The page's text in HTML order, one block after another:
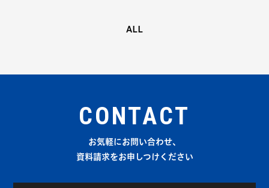
ALL
CONTACT
お気軽にお問い合わせ、
資料請求をお申しつけください